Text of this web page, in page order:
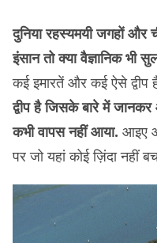
दुनिया रहस्यमयी जगहों और
इंसान तो क्या वैज्ञानिक भी
कई इमारतें और कई ऐसे द्वीप
द्वीप है जिसके बारे में
कभी वापस नहीं आया. आइए
पर जो यहां कोई ज़िंदा नहीं